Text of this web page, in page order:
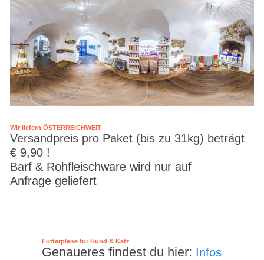
Wir liefern ÖSTERREICHWEIT
Versandpreis pro Paket (bis zu 31kg) beträgt
€ 9,90 !
Barf & Rohfleischware wird nur auf
Anfrage geliefert
Futterpläne für Hund & Katz
Genaueres findest du hier: Infos